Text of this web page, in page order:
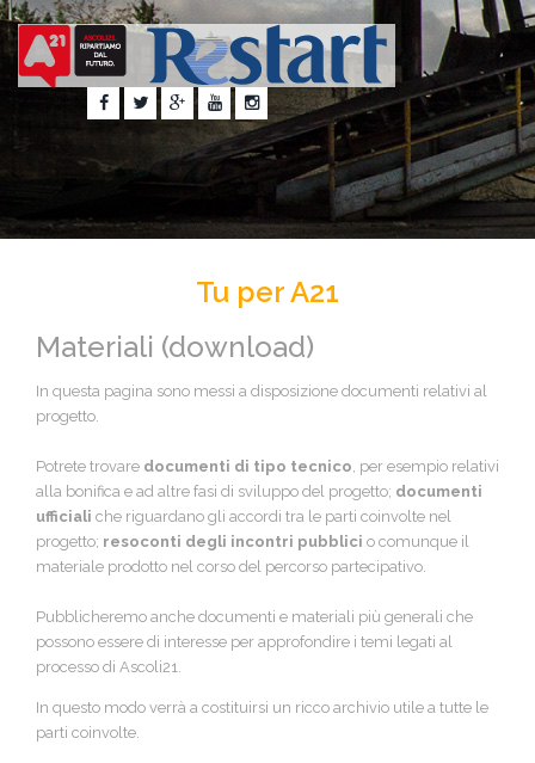
Tu per A21
Materiali (download)
In questa pagina sono messi a disposizione documenti relativi al
progetto.
Potrete trovare documenti di tipo tecnico , per esempio relativi
alla bonifica e ad altre fasi di sviluppo del progetto; documenti
ufficiali che riguardano gli accordi tra le parti coinvolte nel
progetto; resoconti degli incontri pubblici o comunque il
materiale prodotto nel corso del percorso partecipativo.
Pubblicheremo anche documenti e materiali più generali che
possono essere di interesse per approfondire i temi legati al
processo di Ascoli21.
In questo modo verrà a costituirsi un ricco archivio utile a tutte le
parti coinvolte.